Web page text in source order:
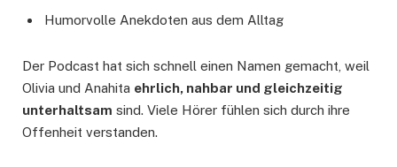
Humorvolle Anekdoten aus dem Alltag
Der Podcast hat sich schnell einen Namen gemacht, weil
Olivia und Anahita ehrlich, nahbar und gleichzeitig
unterhaltsam sind. Viele Hörer fühlen sich durch ihre
Offenheit verstanden.